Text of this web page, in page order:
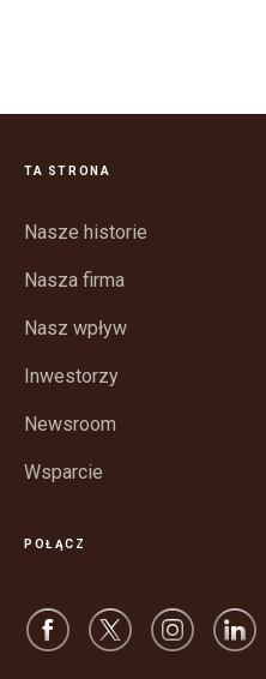
TA STRONA
Nasze historie
Nasza firma
Nasz wpływ
Inwestorzy
Newsroom
Wsparcie
POŁĄCZ